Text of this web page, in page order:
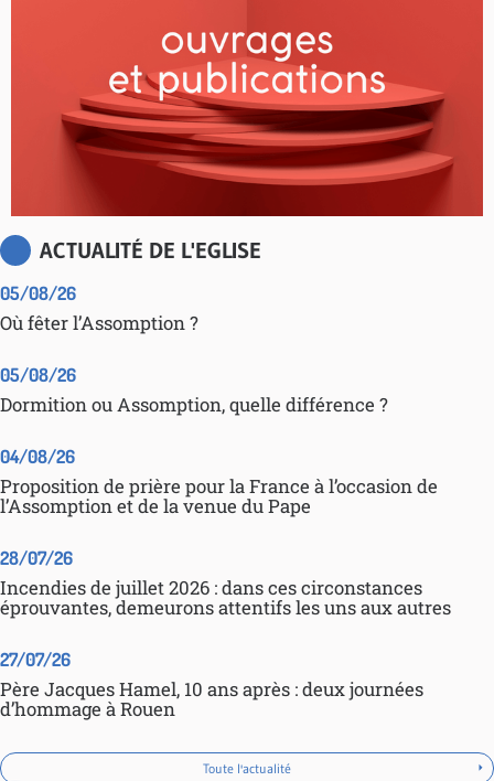
ACTUALITÉ DE L'EGLISE
05/08/26
Où fêter l’Assomption ?
05/08/26
Dormition ou Assomption, quelle différence ?
04/08/26
Proposition de prière pour la France à l’occasion de
l’Assomption et de la venue du Pape
28/07/26
Incendies de juillet 2026 : dans ces circonstances
éprouvantes, demeurons attentifs les uns aux autres
27/07/26
Père Jacques Hamel, 10 ans après : deux journées
d’hommage à Rouen
Toute l'actualité